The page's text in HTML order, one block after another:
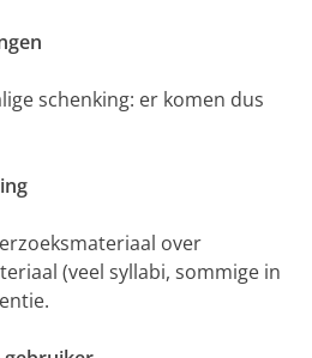
schenking: er komen dus
over
(veel syllabi, sommige in